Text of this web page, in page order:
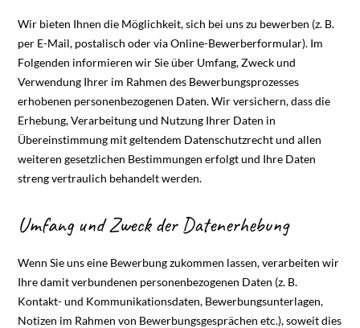
Wir bieten Ihnen die Möglichkeit, sich bei uns zu bewerben (z. B.
per E-Mail, postalisch oder via Online-Bewerberformular). Im
Folgenden informieren wir Sie über Umfang, Zweck und
Verwendung Ihrer im Rahmen des Bewerbungsprozesses
erhobenen personenbezogenen Daten. Wir versichern, dass die
Erhebung, Verarbeitung und Nutzung Ihrer Daten in
Übereinstimmung mit geltendem Datenschutzrecht und allen
weiteren gesetzlichen Bestimmungen erfolgt und Ihre Daten
streng vertraulich behandelt werden.
Umfang und Zweck der Datenerhebung
Wenn Sie uns eine Bewerbung zukommen lassen, verarbeiten wir
Ihre damit verbundenen personenbezogenen Daten (z. B.
Kontakt- und Kommunikationsdaten, Bewerbungsunterlagen,
Notizen im Rahmen von Bewerbungsgesprächen etc.), soweit dies